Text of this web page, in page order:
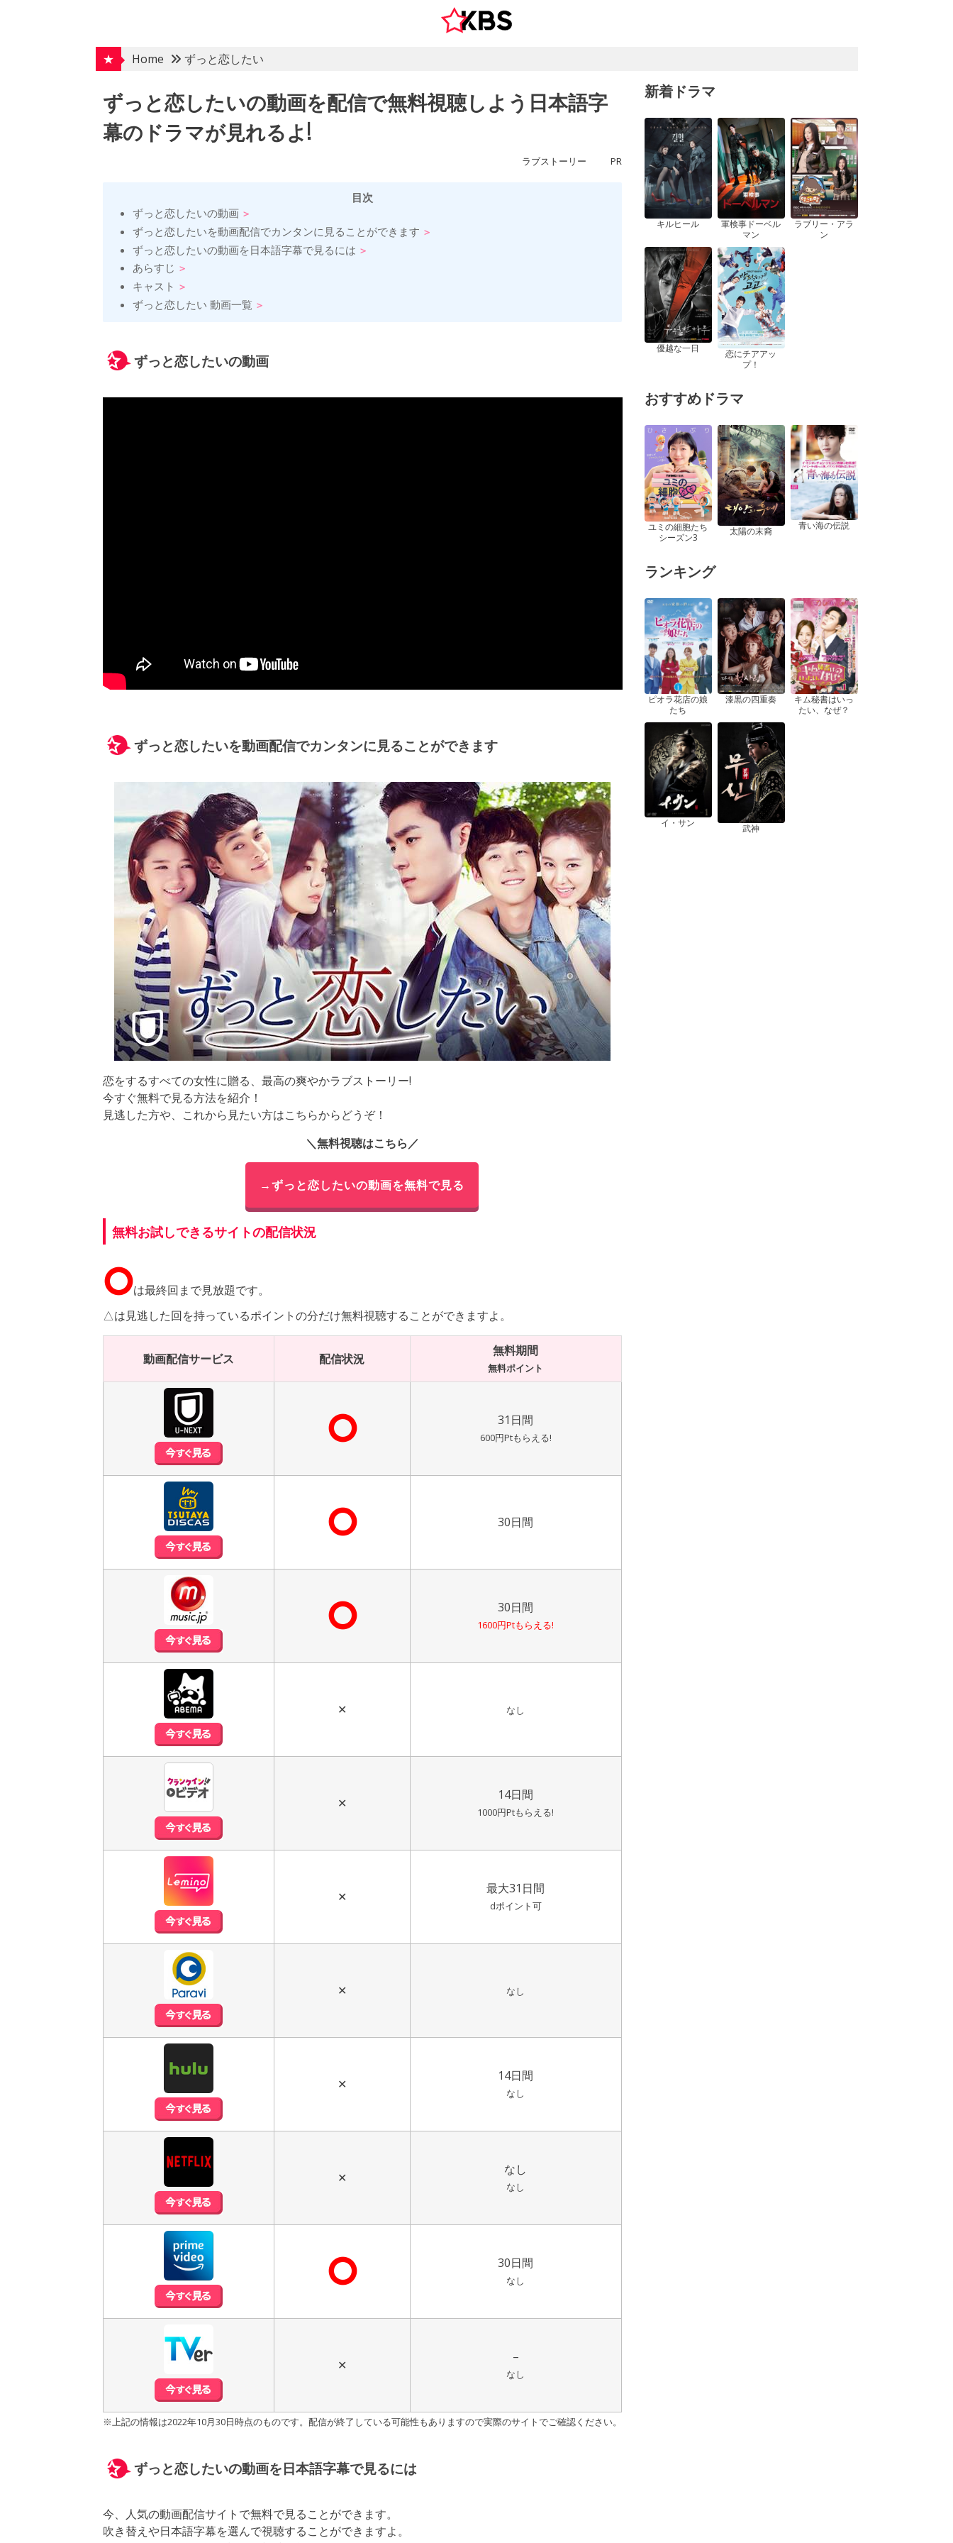
★
Home ずっと恋したい
ずっと恋したいの動画を配信で無料視聴しよう日本語字
幕のドラマが見れるよ!
ラブストーリー PR
目次
ずっと恋したいの動画
ずっと恋したいを動画配信でカンタンに見ることができます
ずっと恋したいの動画を日本語字幕で見るには
あらすじ
キャスト
ずっと恋したい 動画一覧
ずっと恋したいの動画
ずっと恋したいを動画配信でカンタンに見ることができます
恋をするすべての女性に贈る、最高の爽やかラブストーリー!
今すぐ無料で見る方法を紹介！
見逃した方や、これから見たい方はこちらからどうぞ！
＼無料視聴はこちら／
→ずっと恋したいの動画を無料で見る
無料お試しできるサイトの配信状況
⭘は最終回まで見放題です。
△は見逃した回を持っているポイントの分だけ無料視聴することができますよ。
動画配信サービス 配信状況
無料期間
無料ポイント
⭘ 31日間
600円Ptもらえる!
⭘ 30日間
⭘ 30日間
1600円Ptもらえる!
✕ なし
✕
14日間
1000円Ptもらえる!
✕
最大31日間
dポイント可
✕ なし
✕
14日間
なし
✕
なし
なし
⭘ 30日間
なし
✕
–
なし
※上記の情報は2022年10月30日時点のものです。配信が終了している可能性もありますので実際のサイトでご確認ください。
ずっと恋したいの動画を日本語字幕で見るには
今、人気の動画配信サイトで無料で見ることができます。
吹き替えや日本語字幕を選んで視聴することができますよ。
新着ドラマ
キルヒール
軍検事ドーベル
マン
ラブリー・アラ
ン
優越な一日
恋にチアアッ
プ！
おすすめドラマ
ユミの細胞たち
シーズン3
太陽の末裔 青い海の伝説
ランキング
ピオラ花店の娘
たち
漆黒の四重奏
キム秘書はいっ
たい、なぜ？
イ・サン 武神